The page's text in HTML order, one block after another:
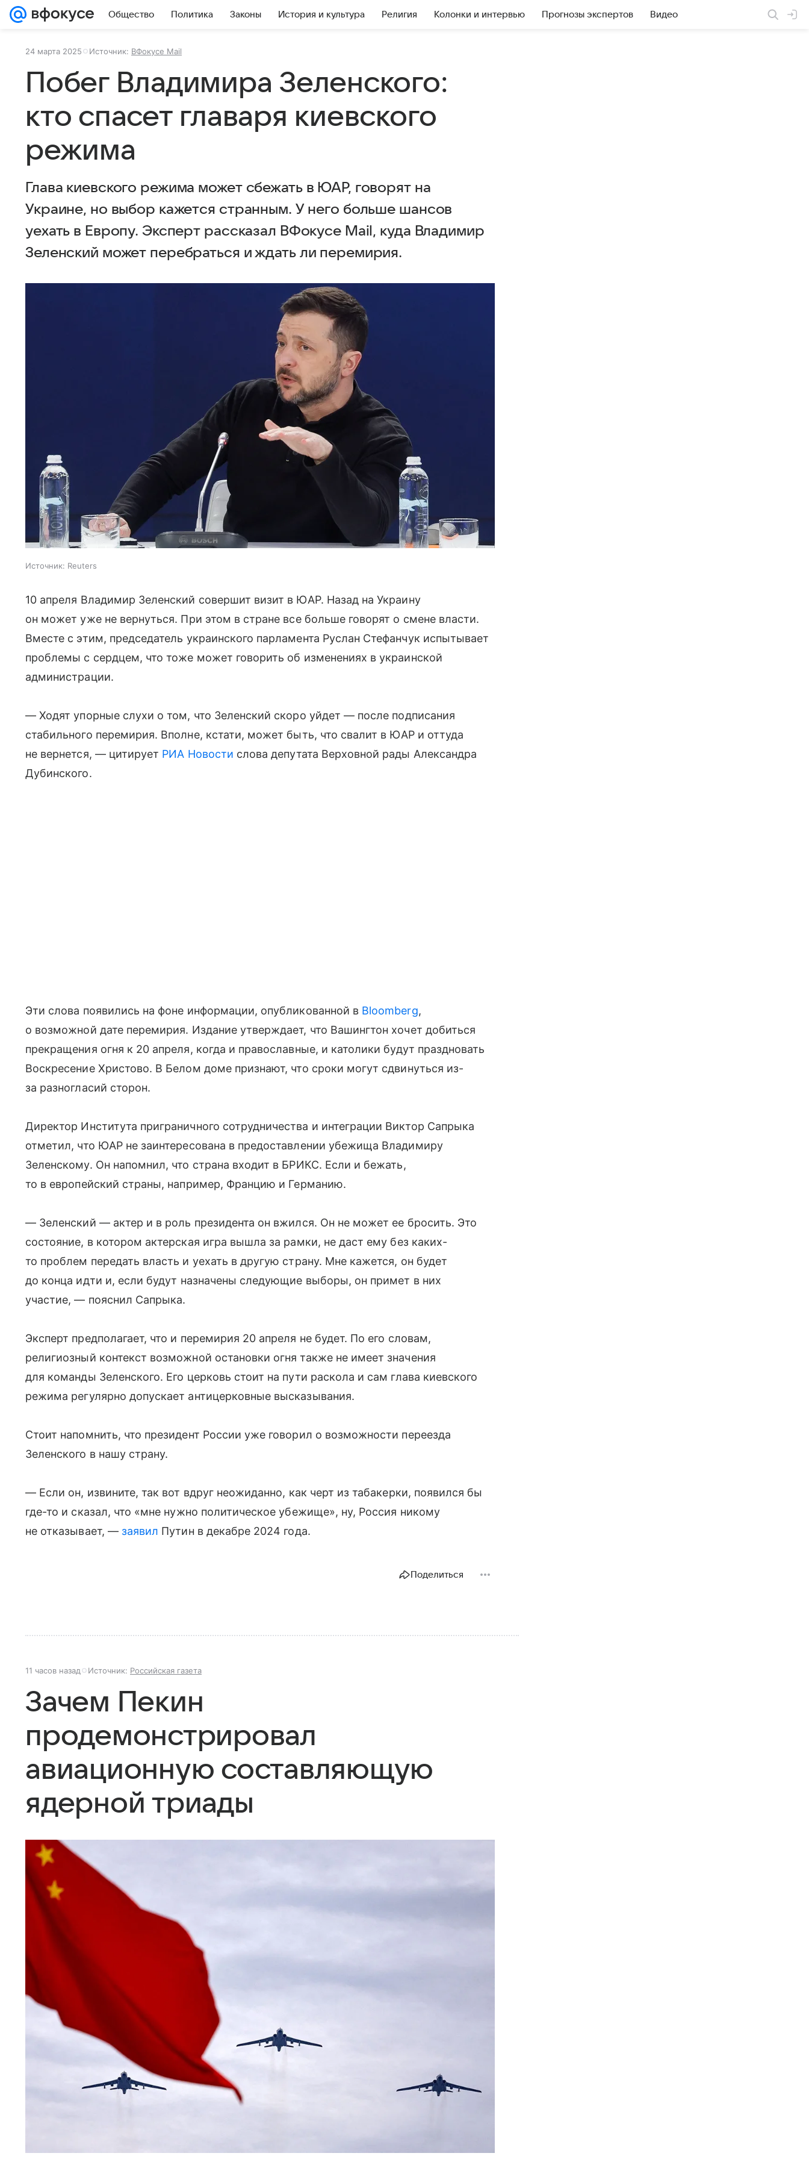
Общество Политика Законы История и культура Религия Колонки и интервью Прогнозы экспертов Видео
24 марта 2025 Источник: ВФокусе Mail
Побег Владимира Зеленского:
кто спасет главаря киевского
режима
Глава киевского режима может сбежать в ЮАР, говорят на
Украине, но выбор кажется странным. У него больше шансов
уехать в Европу. Эксперт рассказал ВФокусе Mail, куда Владимир
Зеленский может перебраться и ждать ли перемирия.
Источник: Reuters
10 апреля Владимир Зеленский совершит визит в ЮАР. Назад на Украину
он может уже не вернуться. При этом в стране все больше говорят о смене власти.
Вместе с этим, председатель украинского парламента Руслан Стефанчук испытывает
проблемы с сердцем, что тоже может говорить об изменениях в украинской
администрации.
— Ходят упорные слухи о том, что Зеленский скоро уйдет — после подписания
стабильного перемирия. Вполне, кстати, может быть, что свалит в ЮАР и оттуда
не вернется, — цитирует РИА Новости слова депутата Верховной рады Александра
Дубинского.
Эти слова появились на фоне информации, опубликованной в Bloomberg,
о возможной дате перемирия. Издание утверждает, что Вашингтон хочет добиться
прекращения огня к 20 апреля, когда и православные, и католики будут праздновать
Воскресение Христово. В Белом доме признают, что сроки могут сдвинуться из-
за разногласий сторон.
Директор Института приграничного сотрудничества и интеграции Виктор Сапрыка
отметил, что ЮАР не заинтересована в предоставлении убежища Владимиру
Зеленскому. Он напомнил, что страна входит в БРИКС. Если и бежать,
то в европейский страны, например, Францию и Германию.
— Зеленский — актер и в роль президента он вжился. Он не может ее бросить. Это
состояние, в котором актерская игра вышла за рамки, не даст ему без каких-
то проблем передать власть и уехать в другую страну. Мне кажется, он будет
до конца идти и, если будут назначены следующие выборы, он примет в них
участие, — пояснил Сапрыка.
Эксперт предполагает, что и перемирия 20 апреля не будет. По его словам,
религиозный контекст возможной остановки огня также не имеет значения
для команды Зеленского. Его церковь стоит на пути раскола и сам глава киевского
режима регулярно допускает антицерковные высказывания.
Стоит напомнить, что президент России уже говорил о возможности переезда
Зеленского в нашу страну.
— Если он, извините, так вот вдруг неожиданно, как черт из табакерки, появился бы
где-то и сказал, что «мне нужно политическое убежище», ну, Россия никому
не отказывает, — заявил Путин в декабре 2024 года.
Поделиться
11 часов назад Источник: Российская газета
Зачем Пекин
продемонстрировал
авиационную составляющую
ядерной триады